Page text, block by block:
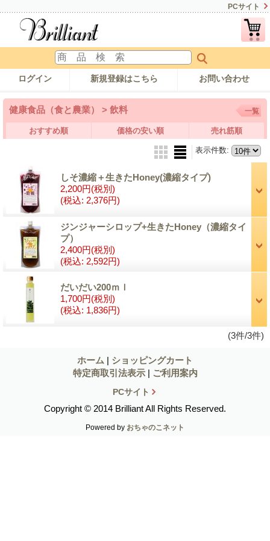
PCサイト
ログイン 新規登録はこちら お問い合わせ
健康食品（食と農業） > 飲料 一覧
おすすめ順 価格の安い順 売れ筋順
表示件数:
しそ濃縮＋生きたHoney(濃縮タイプ)
2,200円(税別)
(税込: 2,376円)
ジンジャーシロップ+生きたHoney（濃縮タイ
プ）
2,400円(税別)
(税込: 2,592円)
だいだい200ｍｌ
1,700円(税別)
(税込: 1,836円)
(3件/3件)
ホーム | ショッピングカート
特定商取引法表示 | ご利用案内
PCサイト
Copyright © 2014 Brilliant All Rights Reserved.
Powered by おちゃのこネット